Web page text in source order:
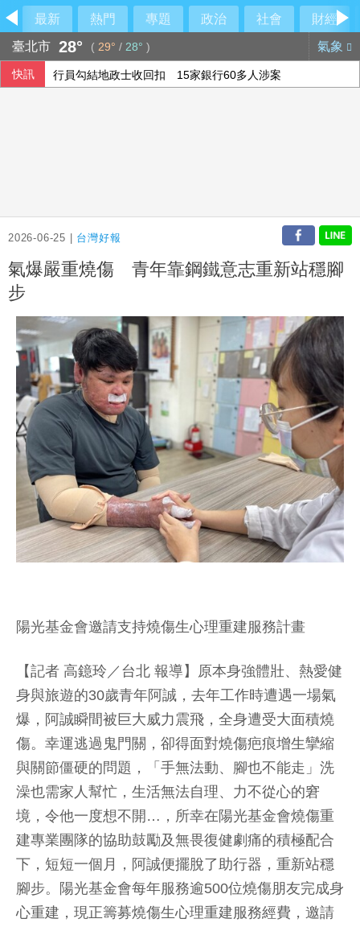
最新 熱門 專題 政治 社會
財經
臺北市 28° ( 29° / 28° ) 氣象
快訊 行員勾結地政士收回扣 15家銀行60多人涉案
2026-06-25 | 台灣好報
氣爆嚴重燒傷 青年靠鋼鐵意志重新站穩腳
步
陽光基金會邀請支持燒傷生心理重建服務計畫
【記者 高鐿玲／台北 報導】原本身強體壯、熱愛健
身與旅遊的30歲青年阿誠，去年工作時遭遇一場氣
爆，阿誠瞬間被巨大威力震飛，全身遭受大面積燒
傷。幸運逃過鬼門關，卻得面對燒傷疤痕增生攣縮
與關節僵硬的問題，「手無法動、腳也不能走」洗
澡也需家人幫忙，生活無法自理、力不從心的窘
境，令他一度想不開…，所幸在陽光基金會燒傷重
建專業團隊的協助鼓勵及無畏復健劇痛的積極配合
下，短短一個月，阿誠便擺脫了助行器，重新站穩
腳步。陽光基金會每年服務逾500位燒傷朋友完成身
心重建，現正籌募燒傷生心理重建服務經費，邀請